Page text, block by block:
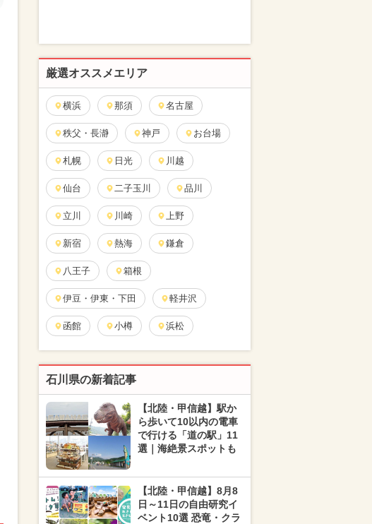
厳選オススメエリア
横浜 那須 名古屋
秩父・長瀞 神戸 お台場
札幌 日光 川越
仙台 二子玉川 品川
立川 川崎 上野
新宿 熱海 鎌倉
八王子 箱根
伊豆・伊東・下田 軽井沢
函館 小樽 浜松
石川県の新着記事
【北陸・甲信越】駅か
ら歩いて10以内の電車
で行ける「道の駅」11
選｜海絶景スポットも
【北陸・甲信越】8月8
日～11日の自由研究イ
ベント10選 恐竜・クラ